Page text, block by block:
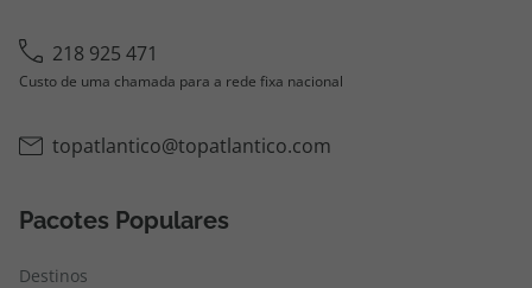
218 925 471
Custo de uma chamada para a rede fixa nacional
topatlantico@topatlantico.com
Pacotes Populares
Destinos